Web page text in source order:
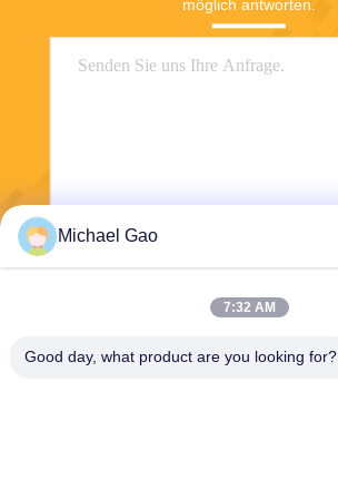
möglich antworten.
Michael Gao
7:32 AM
Good day, what product are you looking for?